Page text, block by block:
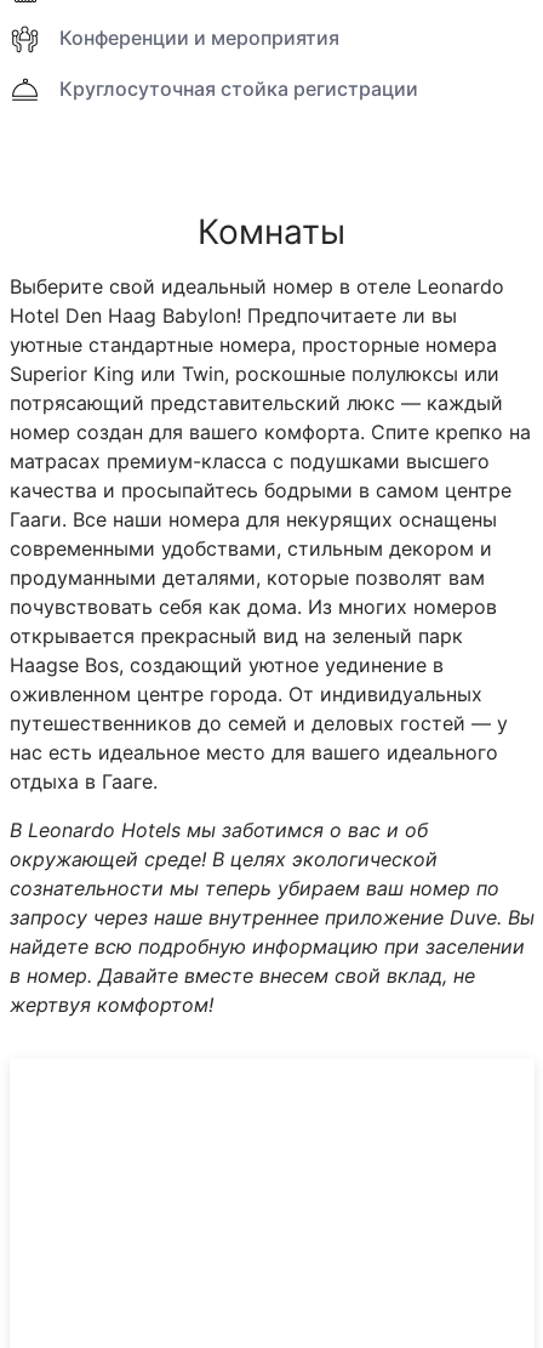
Конференции и мероприятия
Круглосуточная стойка регистрации
Комнаты
Выберите свой идеальный номер в отеле Leonardo
Hotel Den Haag Babylon! Предпочитаете ли вы
уютные стандартные номера, просторные номера
Superior King или Twin, роскошные полулюксы или
потрясающий представительский люкс — каждый
номер создан для вашего комфорта. Спите крепко на
матрасах премиум-класса с подушками высшего
качества и просыпайтесь бодрыми в самом центре
Гааги. Все наши номера для некурящих оснащены
современными удобствами, стильным декором и
продуманными деталями, которые позволят вам
почувствовать себя как дома. Из многих номеров
открывается прекрасный вид на зеленый парк
Haagse Bos, создающий уютное уединение в
оживленном центре города. От индивидуальных
путешественников до семей и деловых гостей — у
нас есть идеальное место для вашего идеального
отдыха в Гааге.
В Leonardo Hotels мы заботимся о вас и об
окружающей среде! В целях экологической
сознательности мы теперь убираем ваш номер по
запросу через наше внутреннее приложение Duve. Вы
найдете всю подробную информацию при заселении
в номер. Давайте вместе внесем свой вклад, не
жертвуя комфортом!